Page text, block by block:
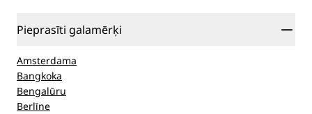
Pieprasīti galamērķi
Amsterdama
Bangkoka
Bengalūru
Berlīne